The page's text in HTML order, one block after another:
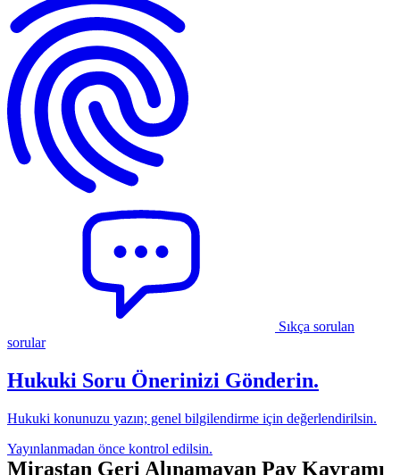
Mirastan Geri Alınamayan Payın Geçerlilik Koşulları
Mirasçılıktan Çıkarma (Iskat) ve Saklı Pay
Mirasta Denkleştirme ve Saklı Payın Korunması
Mirasla İlgili Diğer Koruyucu Davalar
Sıkça Sorulan Sorular
Önemli Hukuki Terimler ve Anahtar Bilgiler
Sıkça sorulan
sorular
Hukuki Soru Önerinizi Gönderin.
Hukuki konunuzu yazın; genel bilgilendirme için değerlendirilsin.
Yayınlanmadan önce kontrol edilsin.
Mirastan Geri Alınamayan Pay Kavramı